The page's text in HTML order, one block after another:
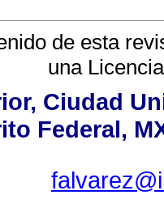
de esta
una
Ciudad
Federal,